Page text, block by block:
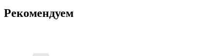
Рекомендуем